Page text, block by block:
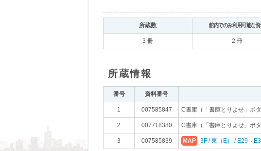
所蔵数 館内でのみ利用可能な
3 冊 2 冊
所蔵情報
番号 資料番号
1 007585847 C書庫（「書庫とりよせ」ボ
2 007718380 C書庫（「書庫とりよせ」ボ
3 007585839 MAP 3F / 東（E） / E29～